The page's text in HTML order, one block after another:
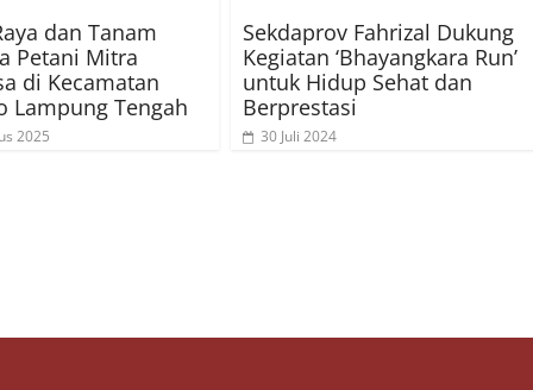
dan Tanam
Petani Mitra
di Kecamatan
Lampung Tengah
2025
Sekdaprov Fahrizal Dukung
Kegiatan ‘Bhayangkara Run’
untuk Hidup Sehat dan
Berprestasi
30 Juli 2024